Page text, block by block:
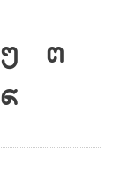
๒ ๓
๙